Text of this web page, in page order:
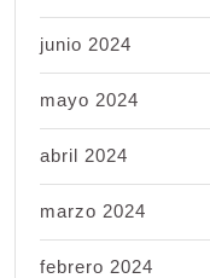
junio 2024
mayo 2024
abril 2024
marzo 2024
febrero 2024